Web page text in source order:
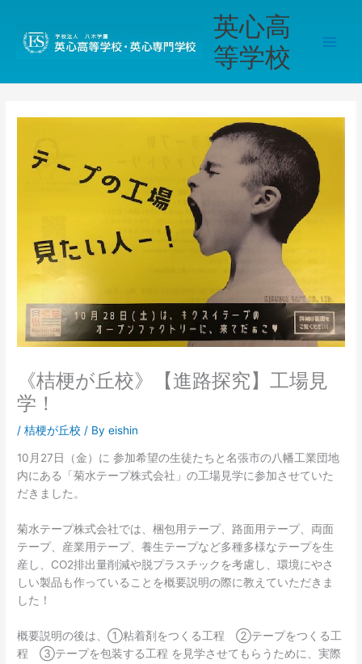
英心高
等学校
《桔梗が丘校》【進路探究】工場見
学！
/桔梗が丘校 / Byeishin
10月27日（金）に 参加希望の生徒たちと名張市の八幡工業団地
内にある「菊水テープ株式会社」の工場見学に参加させていた
だきました。
菊水テープ株式会社では、梱包用テープ、路面用テープ、両面
テープ、産業用テープ、養生テープなど多種多様なテープを生
産し、CO2排出量削減や脱プラスチックを考慮し、環境にやさ
しい製品も作っていることを概要説明の際に教えていただきま
した！
概要説明の後は、➀粘着剤をつくる工程 ②テープをつくる工
程 ③テープを包装する工程 を見学させてもらうために、実際